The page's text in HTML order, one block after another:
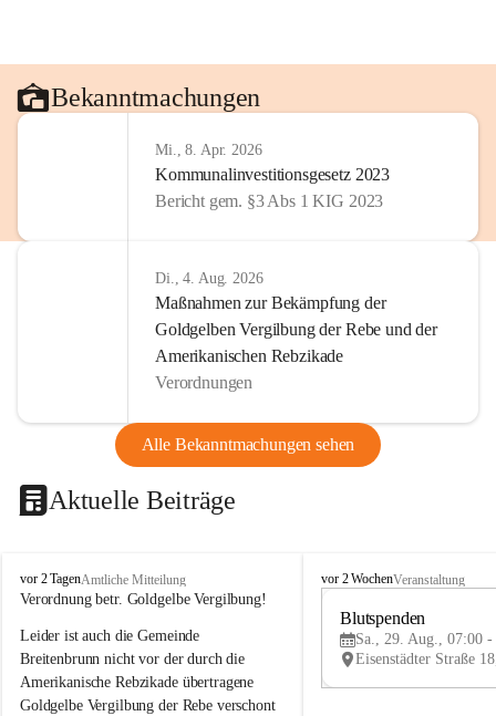
Bekanntmachungen
Mi., 8. Apr. 2026
Kommunalinvestitionsgesetz 2023
Bericht gem. §3 Abs 1 KIG 2023
Di., 4. Aug. 2026
Maßnahmen zur Bekämpfung der
Goldgelben Vergilbung der Rebe und der
Amerikanischen Rebzikade
Verordnungen
Alle Bekanntmachungen sehen
Aktuelle Beiträge
B
r
i
t
e
n
vor 2 TagenAmtliche Mitteilung
Verordnung betr. Goldgelbe Vergilbung!
Leider ist auch die Gemeinde
Breitenbrunn nicht vor der durch die
Amerikanische Rebzikade übertragene
Goldgelbe Vergilbung der Rebe verschont
B
e
vor 2 WochenVeranstaltung
Blutspenden
Sa., 29. Aug., 07:00 -